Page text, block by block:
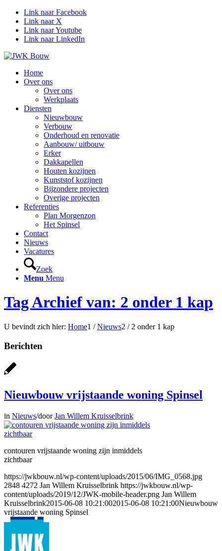
Link naar Facebook
Link naar X
Link naar Youtube
Link naar LinkedIn
Home
Over ons
Over ons
Werkplaats
Diensten
Nieuwbouw
Verbouw
Onderhoud en renovatie
Aanbouw/ uitbouw
Erker
Dakkapellen
Houten kozijnen
Kunststof kozijnen
Bijzondere projecten
Overige projecten
Referenties
Plan Morgenzon
Het Spinsel
Contact
Nieuws
Vacatures
Zoek
Menu Menu
Tag Archief van: 2 onder 1 kap
U bevindt zich hier: Home1 / Nieuws2 / 2 onder 1 kap
Berichten
Nieuwbouw vrijstaande woning Spinsel
in Nieuws/doorJan Willem Kruisselbrink
contouren vrijstaande woning zijn inmiddels
zichtbaar
https://jwkbouw.nl/wp-content/uploads/2015/06/IMG_0568.jpg
2848 4272 Jan Willem Kruisselbrink https://jwkbouw.nl/wp-
content/uploads/2019/12/JWK-mobile-header.png Jan Willem
Kruisselbrink2015-06-08 10:21:002015-06-08 10:21:00Nieuwbouw
vrijstaande woning Spinsel